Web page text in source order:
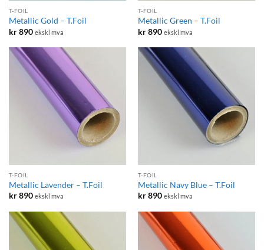
T-FOIL
Metallic Gold – T.Foil
kr890 ekskl mva
T-FOIL
Metallic Green – T.Foil
kr890 ekskl mva
T-FOIL
Metallic Lavender – T.Foil
kr890 ekskl mva
T-FOIL
Metallic Navy Blue – T.Foil
kr890 ekskl mva